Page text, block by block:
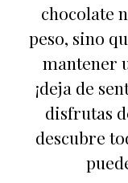
chocolate
peso, sino
mantener
¡deja de
disfrutas
descubre